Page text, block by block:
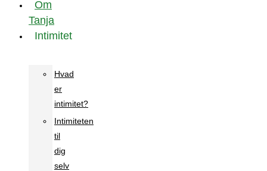
Om
Tanja
Intimitet
Hvad
er
intimitet?
Intimiteten
til
dig
selv